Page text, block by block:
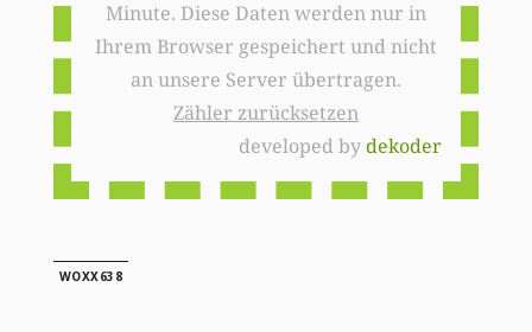
Minute. Diese Daten werden nur in
Ihrem Browser gespeichert und nicht
an unsere Server übertragen.
Zähler zurücksetzen
developed bydekoder
WOXX638